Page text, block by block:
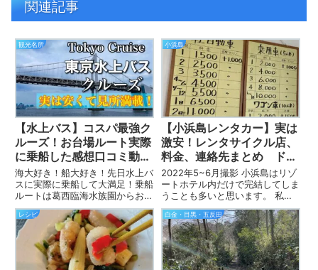
関連記事
観光名所
【水上バス】コスパ最強ク
ルーズ！お台場ルート実際
に乗船した感想口コミ動画
付き
海大好き！船大好き！先日水上バ
スに実際に乗船して大満足！乗船
ルートは葛西臨海水族園からお台
場まで。コスパ最強の船旅だと思
う。 料金は？ 乗り場は？ 時
刻表は？ 船酔いは？ 見どこ
ろ、感想は？ などなど、乗船す
る前にまるっと分かるように解説
し...
小浜島
【小浜島レンタカー】実は
激安！レンタサイクル店、
料金、連絡先まとめ ドラ
イブ動画付き
2022年5~6月撮影 小浜島はリゾ
ートホテル内だけで完結してしま
うことも多いと思います。 私も
以前は、のんびりしたいなあ、あ
っちこっち観光すると却って疲れ
ちゃうもんなあ、なんて思ってま
した。 でも、小浜島はレンタカ
ーが激安！ ってご存知で...
レシピ 白金・目黒・五反田